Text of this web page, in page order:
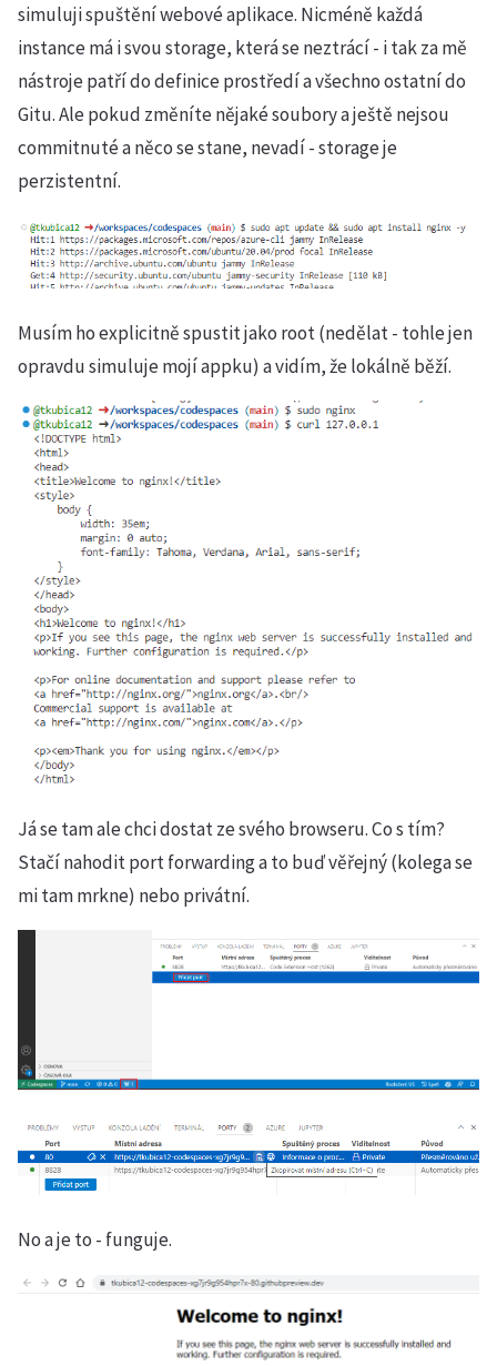
simuluji spuštění webové aplikace. Nicméně každá
instance má i svou storage, která se neztrácí - i tak za mě
nástroje patří do definice prostředí a všechno ostatní do
Gitu. Ale pokud změníte nějaké soubory a ještě nejsou
commitnuté a něco se stane, nevadí - storage je
perzistentní.
Musím ho explicitně spustit jako root (nedělat - tohle jen
opravdu simuluje mojí appku) a vidím, že lokálně běží.
Já se tam ale chci dostat ze svého browseru. Co s tím?
Stačí nahodit port forwarding a to buď věřejný (kolega se
mi tam mrkne) nebo privátní.
No a je to - funguje.